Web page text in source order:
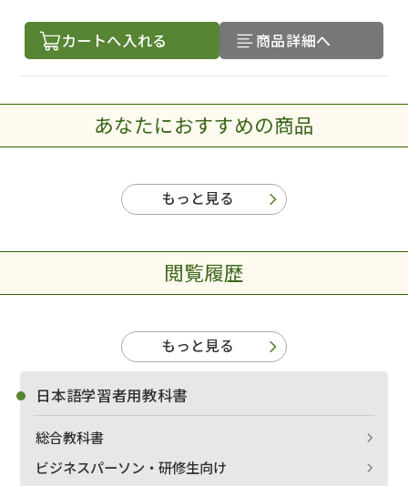
カートへ入れる 商品詳細へ
あなたにおすすめの商品
もっと見る
閲覧履歴
もっと見る
日本語学習者用教科書
総合教科書
ビジネスパーソン・研修生向け